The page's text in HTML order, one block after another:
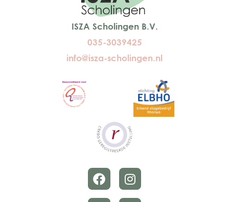
ISZA Scholingen B.V.
035-3039425
info@isza-scholingen.nl